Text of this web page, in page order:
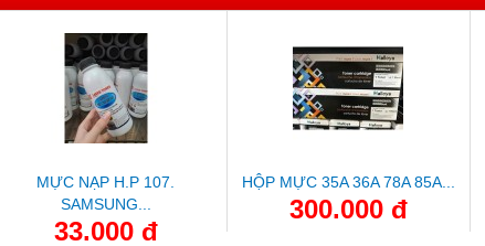
MỰC NẠP H.P 107.
SAMSUNG...
33.000 đ
HỘP MỰC 35A 36A 78A 85A...
300.000 đ